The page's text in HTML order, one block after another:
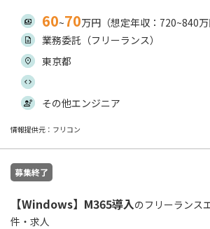
60~70万円（想定年収：720~840万
業務委託（フリーランス）
東京都
その他エンジニア
情報提供元：フリコン
募集終了
【Windows】M365導入のフリーランス
件・求人